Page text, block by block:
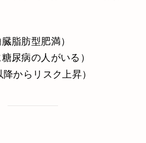
脂肪型肥満）
尿病の人がいる）
からリスク上昇）